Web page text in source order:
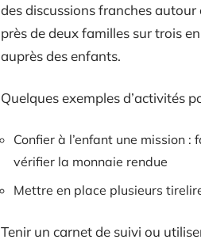
des discussions franches
près de deux familles sur trois
auprès des enfants.
Quelques exemples d’activités
Confier à l’enfant une mission
vérifier la monnaie rendue
Mettre en place plusieurs
Tenir un carnet de suivi ou